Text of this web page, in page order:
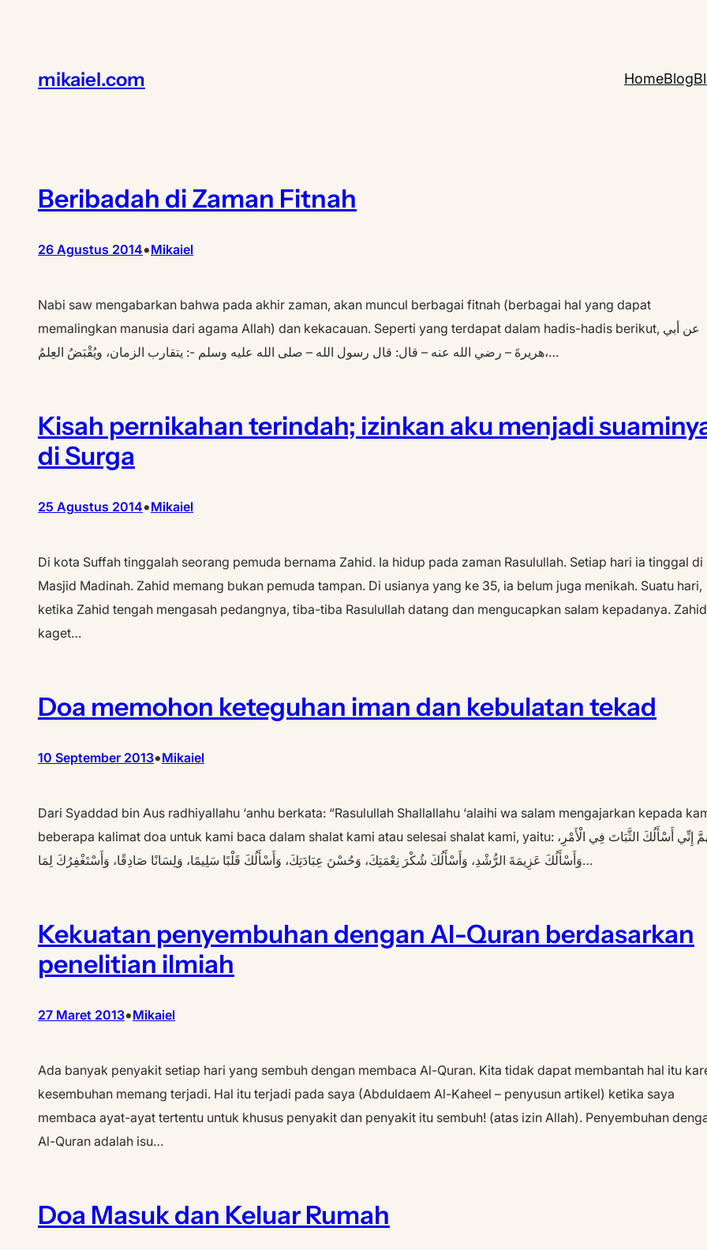
mikaiel.com HomeBlog
Beribadah di Zaman Fitnah
26 Agustus 2014•Mikaiel
Nabi saw mengabarkan bahwa pada akhir zaman, akan muncul berbagai fitnah (berbagai hal yang dapat
memalingkan manusia dari agama Allah) dan kekacauan. Seperti yang terdapat dalam hadis-hadis berikut, عن أبي
هريرةَ – رضي الله عنه – قال: قال رسول الله – صلى الله عليه وسلم -: يتقارب الزمان، ويُقْبَضُ العِلمُ،…
Kisah pernikahan terindah; izinkan aku menjadi
di Surga
25 Agustus 2014•Mikaiel
Di kota Suffah tinggalah seorang pemuda bernama Zahid. Ia hidup pada zaman Rasulullah. Setiap hari ia tinggal di
Masjid Madinah. Zahid memang bukan pemuda tampan. Di usianya yang ke 35, ia belum juga menikah. Suatu hari,
ketika Zahid tengah mengasah pedangnya, tiba-tiba Rasulullah datang dan mengucapkan salam kepadanya. Zahid
kaget…
Doa memohon keteguhan iman dan kebulatan tekad
10 September 2013•Mikaiel
Dari Syaddad bin Aus radhiyallahu ‘anhu berkata: “Rasulullah Shallallahu ‘alaihi wa salam mengajarkan kepada
beberapa kalimat doa untuk kami baca dalam shalat kami atau selesai shalat kami, yaitu: اللهُمَّ إِنِّي أَسْأَلُكَ الثَّبَاتَ فِي الْأَمْرِ،
وَأَسْأَلُكَ عَزِيمَةَ الرُّشْدِ، وَأَسْأَلُكَ شُكْرَ نِعْمَتِكَ، وَحُسْنَ عِبَادَتِكَ، وَأَسْأَلُكَ قَلْبًا سَلِيمًا، وَلِسَانًا صَادِقًا، وَأَسْتَغْفِرُكَ لِمَا…
Kekuatan penyembuhan dengan Al-Quran berdasarkan
penelitian ilmiah
27 Maret 2013•Mikaiel
Ada banyak penyakit setiap hari yang sembuh dengan membaca Al-Quran. Kita tidak dapat membantah hal itu
kesembuhan memang terjadi. Hal itu terjadi pada saya (Abduldaem Al-Kaheel – penyusun artikel) ketika saya
membaca ayat-ayat tertentu untuk khusus penyakit dan penyakit itu sembuh! (atas izin Allah). Penyembuhan
Al-Quran adalah isu…
Doa Masuk dan Keluar Rumah